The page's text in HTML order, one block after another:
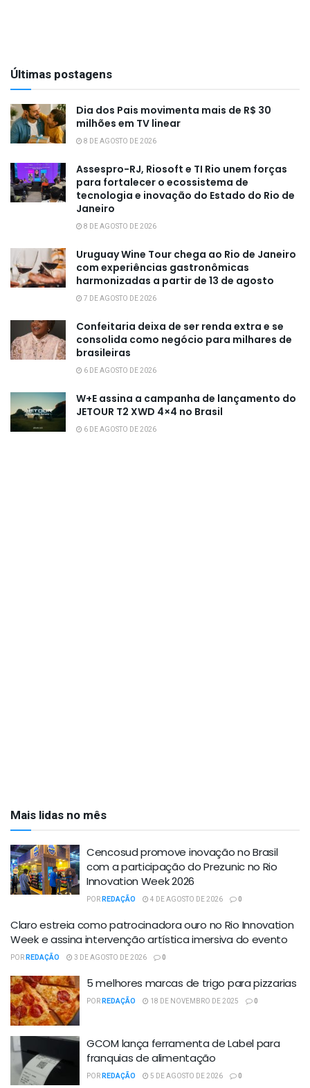
Últimas postagens
Dia dos Pais movimenta mais de R$ 30
milhões em TV linear
8 DE AGOSTO DE 2026
Assespro-RJ, Riosoft e TI Rio unem forças
para fortalecer o ecossistema de
tecnologia e inovação do Estado do Rio de
Janeiro
8 DE AGOSTO DE 2026
Uruguay Wine Tour chega ao Rio de Janeiro
com experiências gastronômicas
harmonizadas a partir de 13 de agosto
7 DE AGOSTO DE 2026
Confeitaria deixa de ser renda extra e se
consolida como negócio para milhares de
brasileiras
6 DE AGOSTO DE 2026
W+E assina a campanha de lançamento do
JETOUR T2 XWD 4×4 no Brasil
6 DE AGOSTO DE 2026
Mais lidas no mês
Cencosud promove inovação no Brasil
com a participação do Prezunic no Rio
Innovation Week 2026
PORREDAÇÃO 4 DE AGOSTO DE 2026 0
Claro estreia como patrocinadora ouro no Rio Innovation
Week e assina intervenção artística imersiva do evento
PORREDAÇÃO 3 DE AGOSTO DE 2026 0
5 melhores marcas de trigo para pizzarias
PORREDAÇÃO 18 DE NOVEMBRO DE 2025 0
GCOM lança ferramenta de Label para
franquias de alimentação
PORREDAÇÃO 5 DE AGOSTO DE 2026 0